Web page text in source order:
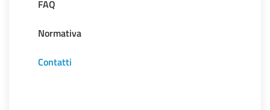
FAQ
Normativa
Contatti